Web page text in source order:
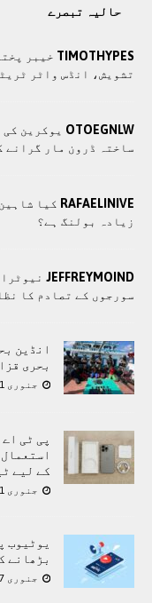
حالیہ تبصرے
TIMOTHYPES خیبر
تشویش، انڈس واٹر
OTOEGNLW یوکرین
ساختہ ڈرون مار گرانے
RAFAELINIVE کیا
زیادہ بولنگ ہے؟
JEFFREYMOIND
سورجوں کے تصادم کا
بحری
جنوری 31, 2024
پی ٹی
کے لیے
جنوری 21, 2026
یوٹیوب
بڑھانے کے 7
جنوری 27, 2024